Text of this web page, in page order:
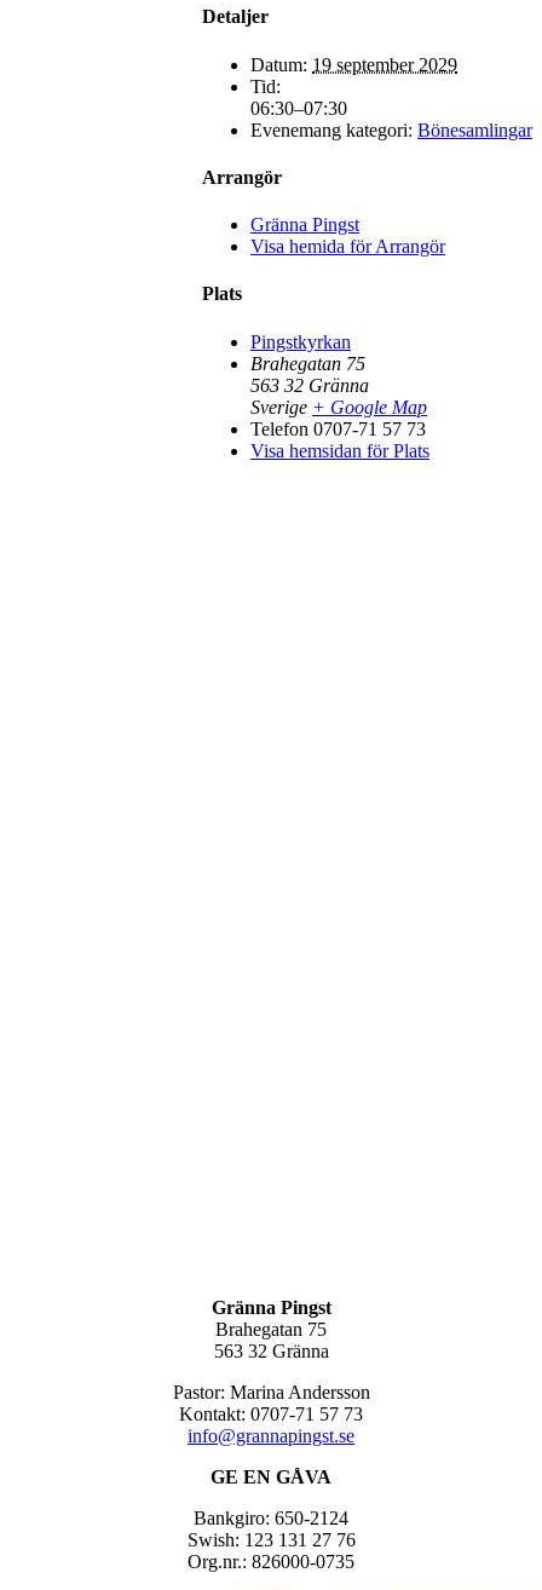
Detaljer
Datum: 19 september 2029
Tid:
06:30–07:30
Evenemang kategori: Bönesamlingar
Arrangör
Gränna Pingst
Visa hemida för Arrangör
Plats
Pingstkyrkan
Brahegatan 75
563 32 Gränna
Sverige + Google Map
Telefon 0707-71 57 73
Visa hemsidan för Plats
Gränna Pingst
Brahegatan 75
563 32 Gränna
Pastor: Marina Andersson
Kontakt: 0707-71 57 73
info@grannapingst.se
GE EN GÅVA
Bankgiro: 650-2124
Swish: 123 131 27 76
Org.nr.: 826000-0735